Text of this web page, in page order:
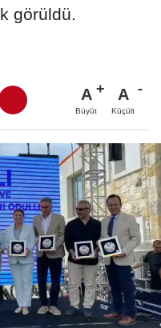
görüldü.
A
Büyüt
A
Küçült